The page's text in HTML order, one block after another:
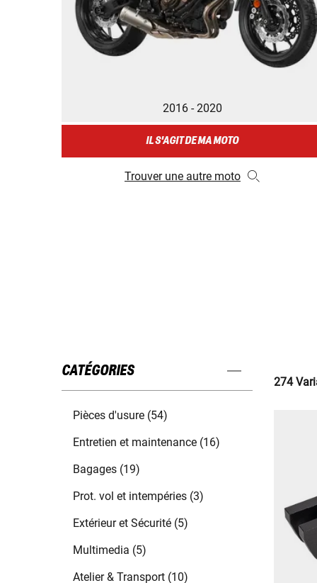
2016 - 2020
IL S'AGIT DE MA MOTO
Trouver une autre moto
CATÉGORIES
Pièces d'usure (54)
Entretien et maintenance (16)
Bagages (19)
Prot. vol et intempéries (3)
Extérieur et Sécurité (5)
Multimedia (5)
Atelier & Transport (10)
274